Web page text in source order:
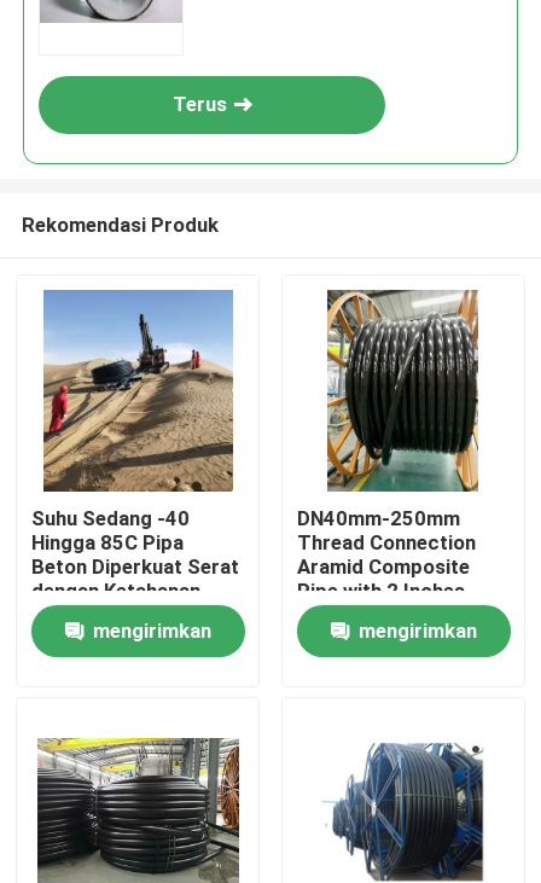
Produk
Tampilan VR
Terus
Rekomendasi Produk
Suhu Sedang -40
Hingga 85C Pipa
Beton Diperkuat Serat
dengan Ketahanan
Korosi yang Sangat
Baik
mengirimkan
DN40mm-250mm
Thread Connection
Aramid Composite
Pipe with 2 Inches
Inner Diameter Flange
mengirimkan